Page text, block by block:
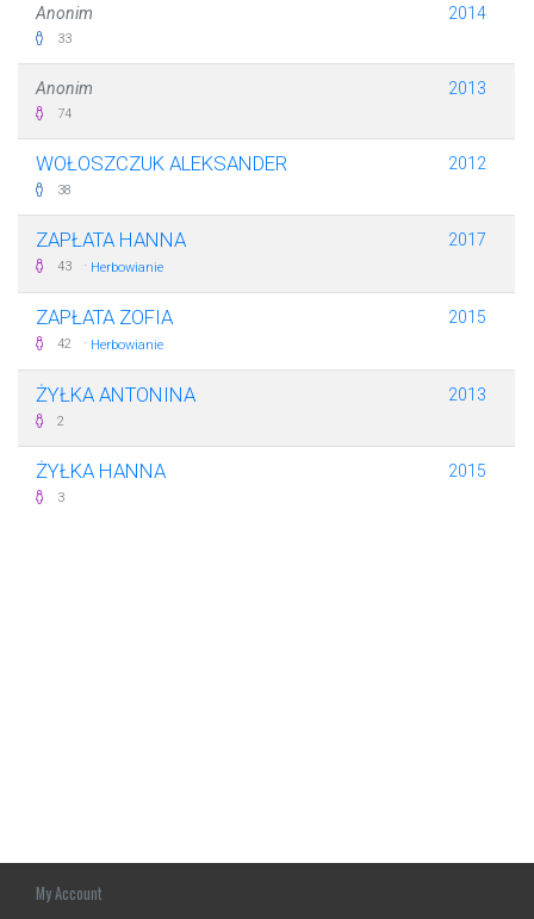
Anonim
33
2014
Anonim
74
2013
WOŁOSZCZUK ALEKSANDER
38
2012
ZAPŁATA HANNA
43 · Herbowianie
2017
ZAPŁATA ZOFIA
42 · Herbowianie
2015
ŻYŁKA ANTONINA
2
2013
ŻYŁKA HANNA
3
2015
My Account